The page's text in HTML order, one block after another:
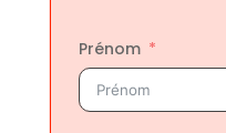
Prénom